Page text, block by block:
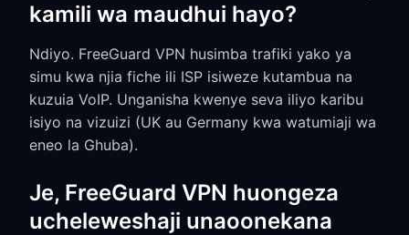
kamili wa maudhui hayo?
Ndiyo. FreeGuard VPN husimba trafiki yako ya
simu kwa njia fiche ili ISP isiweze kutambua na
kuzuia VoIP. Unganisha kwenye seva iliyo karibu
isiyo na vizuizi (UK au Germany kwa watumiaji wa
eneo la Ghuba).
Je, FreeGuard VPN huongeza
ucheleweshaji unaoonekana